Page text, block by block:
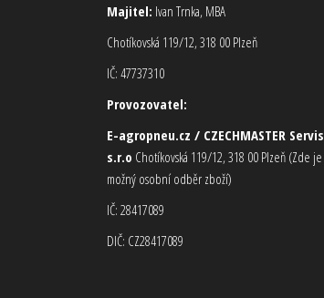
Majitel: Ivan Trnka, MBA
Chotíkovská 119/12, 318 00 Plzeň
IČ: 47737310
Provozovatel:
E-agropneu.cz / CZECHMASTER Servis
s.r.o Chotíkovská 119/12, 318 00 Plzeň (Zde je
možný osobní odběr zboží)
IČ: 28417089
DIČ: CZ28417089